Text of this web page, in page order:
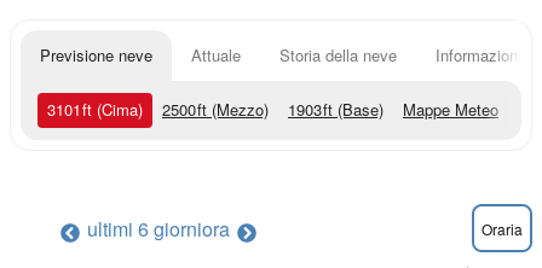
Previsione neve Attuale Storia della neve Informazioni
3101ft (Cima) 2500ft (Mezzo) 1903ft (Base) Mappe Meteo
ultimi 6 giorniora Oraria